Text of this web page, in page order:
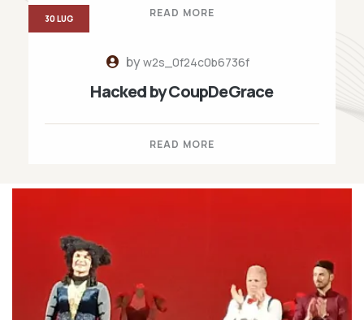
READ MORE
byw2s_0f24c0b6736f
Hacked by CoupDeGrace
READ MORE
30 LUG